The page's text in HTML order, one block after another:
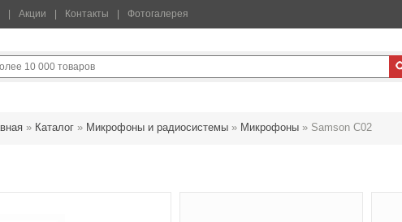
Акции Контакты Фотогалерея
» Каталог » Микрофоны и радиосистемы » Микрофоны » Samson C02